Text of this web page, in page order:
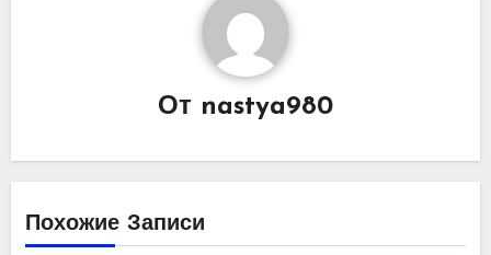
От nastya980
Похожие Записи